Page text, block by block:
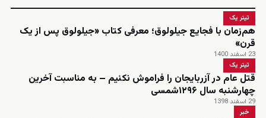
تیتر یک
هم‌زمان با فجایع جیلولوق؛ معرفی کتاب «جیلولوق پس از یک
قرن»
23 اسفند 1400
تیتر یک
قتل عام در آزربایجان را فراموش نکنیم – به مناسبت آخرین
چهارشنبه سال ۱۲۹۶شمسی
29 اسفند 1398
خبر